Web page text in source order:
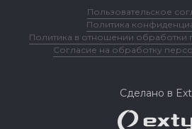
Пользовательское
Политика
Политика в отношении обработки
Согласие на обработку
Сделано в